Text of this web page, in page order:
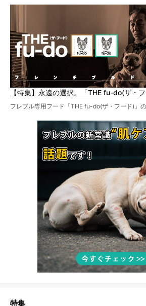
【特集】永遠の選択。「THE fu-do(ザ・フ
フレブル専用フード「THE fu-do(ザ・フード)」の
特集